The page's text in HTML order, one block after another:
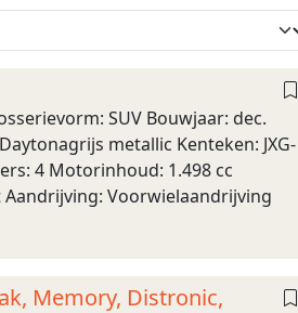
SUV Bouwjaar: dec.
metallic Kenteken: JXG-
4 Motorinhoud: 1.498 cc
Voorwielaandrijving
Memory, Distronic,